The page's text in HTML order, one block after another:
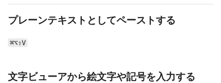
プレーンテキストとしてペーストする
⌘⌥⇧V
文字ビューアから絵文字や記号を入力する